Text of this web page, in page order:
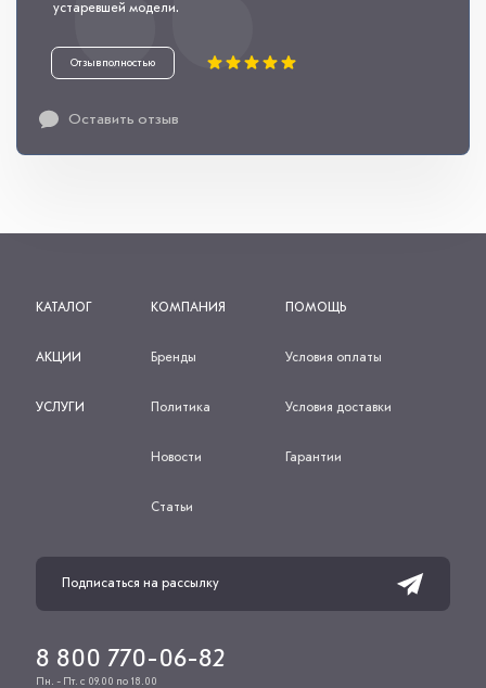
Оставить отзыв
устаревшей модели.
Отзыв полностью
КАТАЛОГ
АКЦИИ
УСЛУГИ
КОМПАНИЯ
Бренды
Политика
Новости
Статьи
ПОМОЩЬ
Условия оплаты
Условия доставки
Гарантии
8 800 770-06-82
Пн. - Пт. с 09.00 по 18.00